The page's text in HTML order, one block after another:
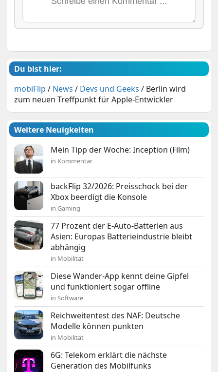
Du bist hier:
mobiFlip / News / Devs und Geeks / Berlin wird
zum neuen Treffpunkt für Apple-Entwickler
Weitere Neuigkeiten
Mein Tipp der Woche: Inception (Film)
in Kommentar
backFlip 32/2026: Preisschock bei der
Xbox beerdigt die Konsole
in Gaming
77 Prozent der E-Auto-Batterien aus
Asien: Europas Batterieindustrie bleibt
abhängig
in Mobilität
Diese Wander-App kennt deine Gipfel
und funktioniert sogar offline
in Software
Reichweitentest des NAF: Deutsche
Modelle können punkten
in Mobilität
6G: Telekom erklärt die nächste
Generation des Mobilfunks